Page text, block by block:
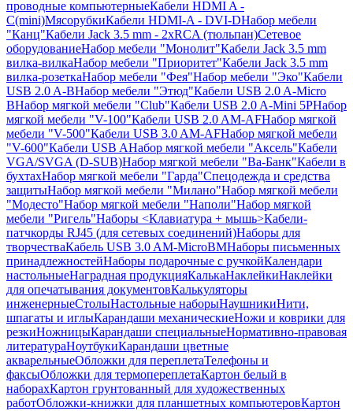
проводные компьютерныеКабели HDMI A -
C(mini)МясорубкиКабели HDMI-A - DVI-DНабор мебели
"Канц"Кабели Jack 3.5 mm - 2xRCA (тюльпан)Сетевое
оборудованиеНабор мебели "Монолит"Кабели Jack 3.5 mm
вилка-вилкаНабор мебели "Приоритет"Кабели Jack 3.5 mm
вилка-розеткаНабор мебели "Фея"Набор мебели "Эко"Кабели
USB 2.0 A-BНабор мебели "Этюд"Кабели USB 2.0 A-Micro
BНабор мягкой мебели "Club"Кабели USB 2.0 A-Mini 5PНабор
мягкой мебели "V-100"Кабели USB 2.0 AM-AFНабор мягкой
мебели "V-500"Кабели USB 3.0 AM-AFНабор мягкой мебели
"V-600"Кабели USB AНабор мягкой мебели "Аксель"Кабели
VGA/SVGA (D-SUB)Набор мягкой мебели "Ва-Банк"Кабели в
бухтахНабор мягкой мебели "Гарда"Спецодежда и средства
защитыНабор мягкой мебели "Милано"Набор мягкой мебели
"Модесто"Набор мягкой мебели "Наполи"Набор мягкой
мебели "Ригель"Наборы <Клавиатура + мышь>Кабели-
патчкорды RJ45 (для сетевых соединений)Наборы для
творчестваКабель USB 3.0 AM-MicroBMНаборы письменных
принадлежностейНаборы подарочные с ручкойКалендари
настольныеНаградная продукцияКалькаНаклейкиНаклейки
для опечатывания документовКалькуляторы
инженерныеСтолыНастольные наборыНаушникиНити,
шпагаты и иглыКарандаши механическиеНожи и коврики для
резкиНожницыКарандаши специальныеНормативно-правовая
литератураНоутбукиКарандаши цветные
акварельныеОбложки для переплетаТелефоны и
факсыОбложки для термопереплетаКартон белый в
наборахКартон грунтованный для художественных
работОбложки-книжки для планшетных компьютеровКартон